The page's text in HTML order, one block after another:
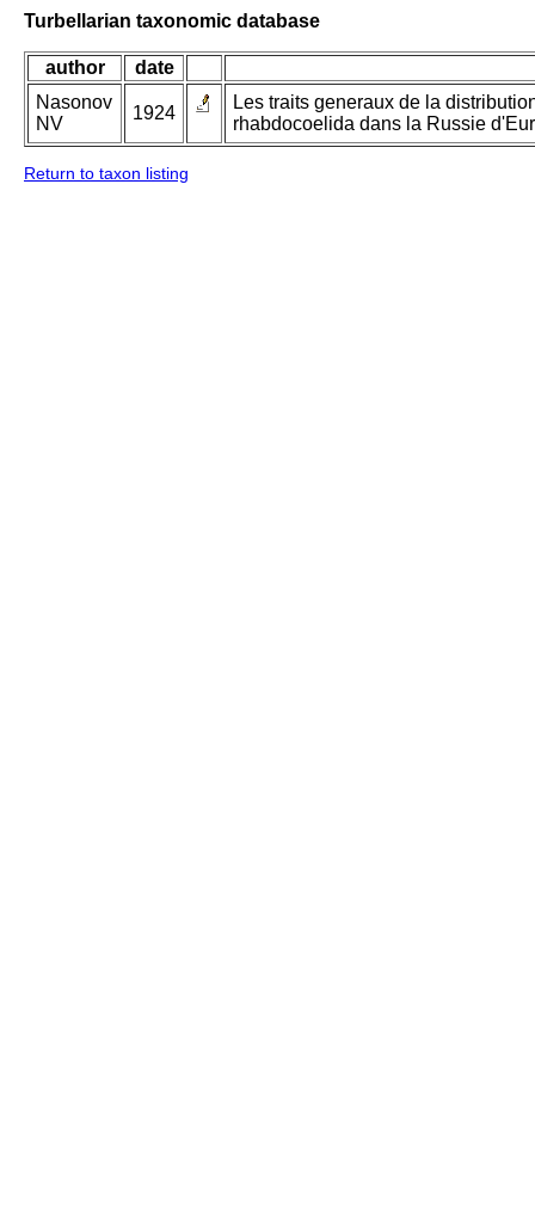
Turbellarian taxonomic database
author
date
Nasonov
NV
1924
Les traits generaux de la
rhabdocoelida dans la Russie
Return to taxon listing